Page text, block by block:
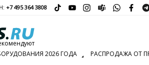
+7 495 364 3808
2026 ГОДА РАСПРОДАЖА ОТ